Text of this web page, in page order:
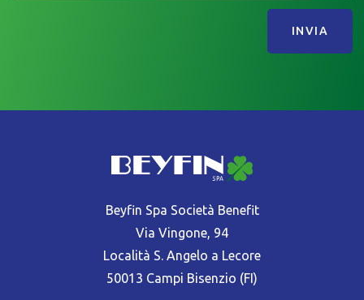
INVIA
Beyfin Spa Società Benefit
Via Vingone, 94
Località S. Angelo a Lecore
50013 Campi Bisenzio (FI)